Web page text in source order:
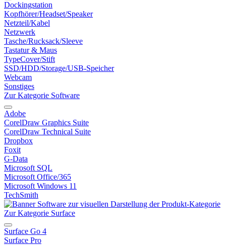
Dockingstation
Kopfhörer/Headset/Speaker
Netzteil/Kabel
Netzwerk
Tasche/Rucksack/Sleeve
Tastatur & Maus
TypeCover/Stift
SSD/HDD/Storage/USB-Speicher
Webcam
Sonstiges
Zur Kategorie Software
Adobe
CorelDraw Graphics Suite
CorelDraw Technical Suite
Dropbox
Foxit
G-Data
Microsoft SQL
Microsoft Office/365
Microsoft Windows 11
TechSmith
Zur Kategorie Surface
Surface Go 4
Surface Pro